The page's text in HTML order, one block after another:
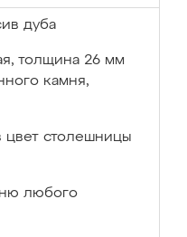
дуба
толщина 26 мм
камня,
столешницы
любого